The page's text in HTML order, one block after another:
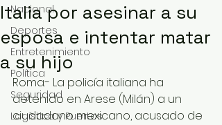
Nacional
Deportes
Entretenimiento
Política
Seguridad
Logística y Puertos
Italia por asesinar a su
esposa e intentar matar
a su hijo
Roma.- La policía italiana ha
detenido en Arese (Milán) a un
ciudadano mexicano, acusado de